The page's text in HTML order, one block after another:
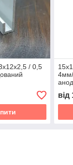
/ 0,5
4мм/
від